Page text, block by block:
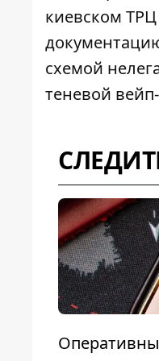
киевском
схемой
теневой